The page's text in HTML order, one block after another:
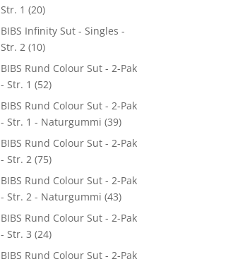
Str. 1 (20)
BIBS Infinity Sut - Singles -
Str. 2 (10)
BIBS Rund Colour Sut - 2-Pak
- Str. 1 (52)
BIBS Rund Colour Sut - 2-Pak
- Str. 1 - Naturgummi (39)
BIBS Rund Colour Sut - 2-Pak
- Str. 2 (75)
BIBS Rund Colour Sut - 2-Pak
- Str. 2 - Naturgummi (43)
BIBS Rund Colour Sut - 2-Pak
- Str. 3 (24)
BIBS Rund Colour Sut - 2-Pak